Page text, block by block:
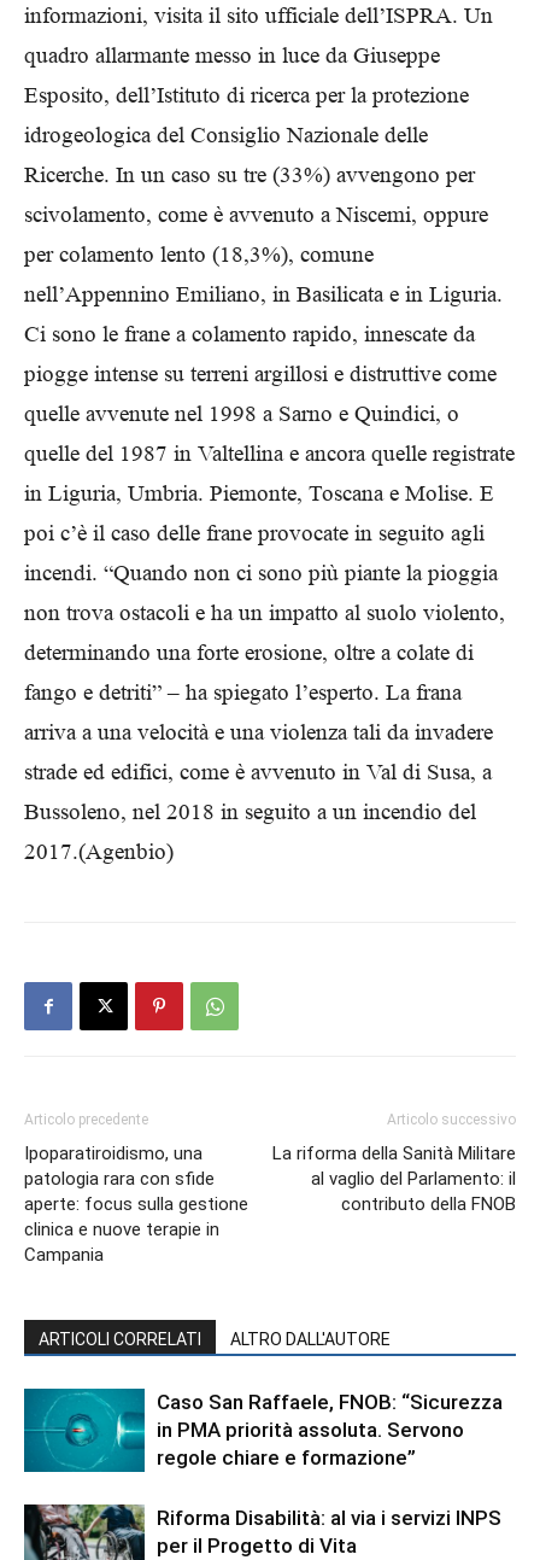
informazioni, visita il sito ufficiale dell’ISPRA. Un
quadro allarmante messo in luce da Giuseppe
Esposito, dell’Istituto di ricerca per la protezione
idrogeologica del Consiglio Nazionale delle
Ricerche. In un caso su tre (33%) avvengono per
scivolamento, come è avvenuto a Niscemi, oppure
per colamento lento (18,3%), comune
nell’Appennino Emiliano, in Basilicata e in Liguria.
Ci sono le frane a colamento rapido, innescate da
piogge intense su terreni argillosi e distruttive come
quelle avvenute nel 1998 a Sarno e Quindici, o
quelle del 1987 in Valtellina e ancora quelle registrate
in Liguria, Umbria. Piemonte, Toscana e Molise. E
poi c’è il caso delle frane provocate in seguito agli
incendi. “Quando non ci sono più piante la pioggia
non trova ostacoli e ha un impatto al suolo violento,
determinando una forte erosione, oltre a colate di
fango e detriti” – ha spiegato l’esperto. La frana
arriva a una velocità e una violenza tali da invadere
strade ed edifici, come è avvenuto in Val di Susa, a
Bussoleno, nel 2018 in seguito a un incendio del
2017.(Agenbio)
Articolo precedente
Ipoparatiroidismo, una
patologia rara con sfide
aperte: focus sulla gestione
clinica e nuove terapie in
Campania
Articolo successivo
La riforma della Sanità Militare
al vaglio del Parlamento: il
contributo della FNOB
ARTICOLI CORRELATI ALTRO DALL'AUTORE
Caso San Raffaele, FNOB: “Sicurezza
in PMA priorità assoluta. Servono
regole chiare e formazione”
Riforma Disabilità: al via i servizi INPS
per il Progetto di Vita